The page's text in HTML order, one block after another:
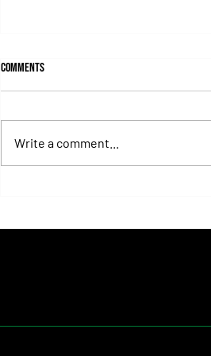
Comments
Write a comment...